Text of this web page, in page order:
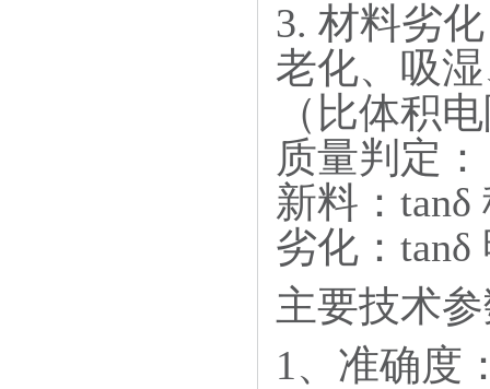
3. 材料劣
老化、吸
（比体积
质量判定：
新料：tanδ
劣化：
主要技术
1、准确度